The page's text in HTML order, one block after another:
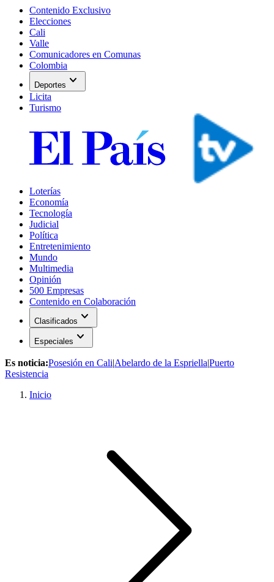
Contenido Exclusivo
Elecciones
Cali
Valle
Comunicadores en Comunas
Colombia
Deportes expand_more
Licita
Turismo
Loterías
Economía
Tecnología
Judicial
Política
Entretenimiento
Mundo
Multimedia
Opinión
500 Empresas
Contenido en Colaboración
Clasificados expand_more
Especiales expand_more
Es noticia:Posesión en Cali|Abelardo de la Espriella|Puerto
Resistencia
Inicio